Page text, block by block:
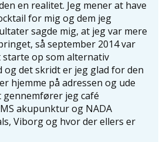
en realitet. Jeg mener at have
for mig og dem jeg
sagde mig, at jeg var mere
så september 2014 var
op som alternativ
og det skridt er jeg glad for den
hjemme på adressen og ude
jeg café
akupunktur og NADA
Viborg og hvor der ellers er